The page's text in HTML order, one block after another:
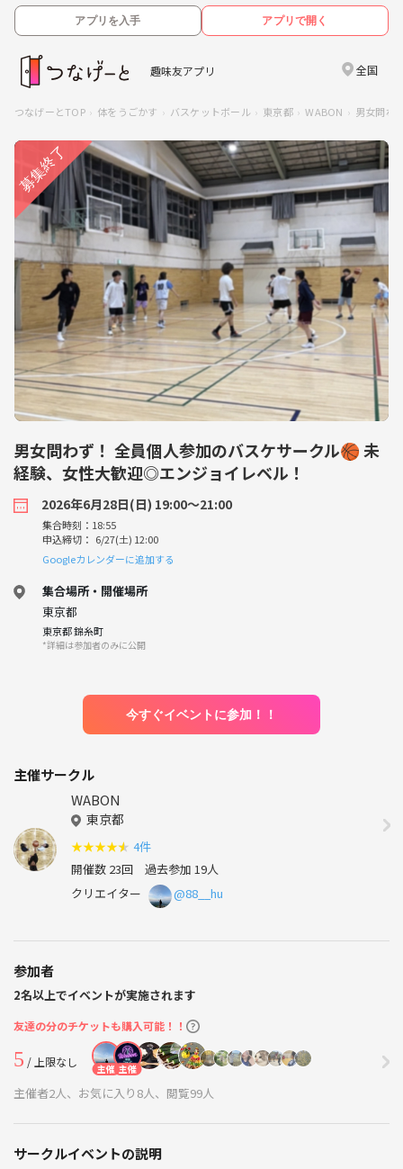
アプリを入手 アプリで開く
趣味友アプリ 全国
つなげーとTOP 体をうごかす バスケットボール 東京都 WABON 男女問わ
男女問わず！ 全員個人参加のバスケサークル🏀 未
経験、女性大歓迎◎エンジョイレベル！
2026年6月28日(日) 19:00〜21:00
集合時刻：18:55
申込締切： 6/27(土) 12:00
Googleカレンダーに追加する
集合場所・開催場所
東京都
東京都 錦糸町
*詳細は参加者のみに公開
今すぐイベントに参加！！
主催サークル
WABON
東京都
★★★★★ 4件
開催数 23回 過去参加 19人
クリエイター
@88__hu
参加者
2名以上でイベントが実施されます
友達の分のチケットも購入可能！！
5 / 上限なし 主催 主催
主催者2人、お気に入り8人、閲覧99人
サークルイベントの説明